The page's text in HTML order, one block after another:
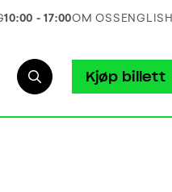
10:00 - 17:00OM OSS ENGLISH
Kjøp billett